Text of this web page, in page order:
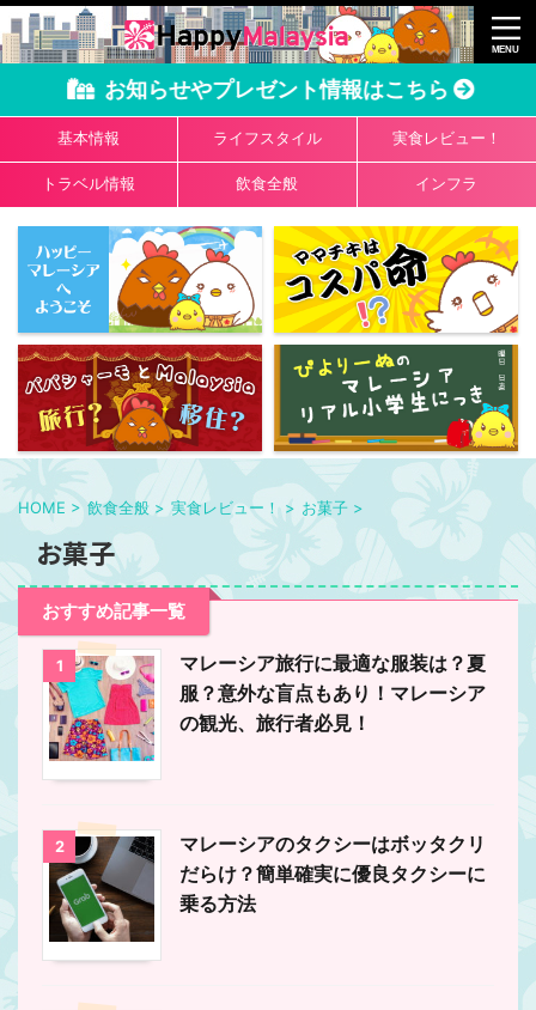
お知らせやプレゼント情報はこちら
基本情報 ライフスタイル 実食レビュー！
トラベル情報 飲食全般 インフラ
HOME > 飲食全般 > 実食レビュー！ > お菓子 >
お菓子
おすすめ記事一覧
1
マレーシア旅行に最適な服装は？夏
服？意外な盲点もあり！マレーシア
の観光、旅行者必見！
2
マレーシアのタクシーはボッタクリ
だらけ？簡単確実に優良タクシーに
乗る方法